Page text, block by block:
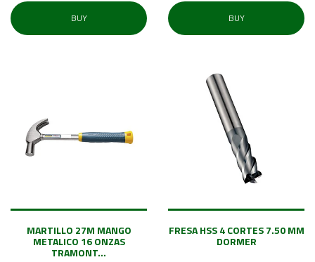
BUY BUY
MARTILLO 27M MANGO
METALICO 16 ONZAS
TRAMONT...
FRESA HSS 4 CORTES 7.50 MM
DORMER